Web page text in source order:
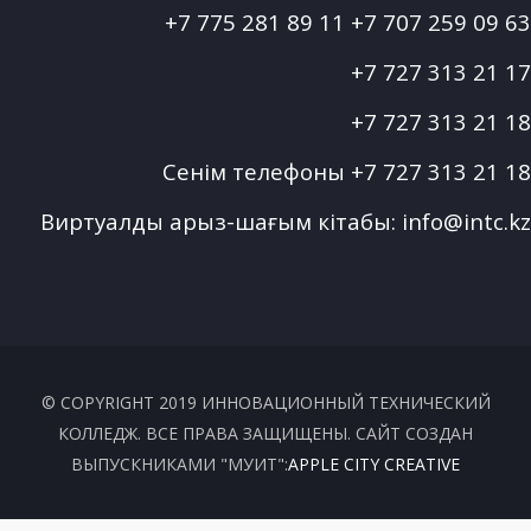
+7 775 281 89 11 +7 707 259 09 63
+7 727 313 21 17
+7 727 313 21 18
Сенім телефоны +7 727 313 21 18
Виртуалды арыз-шағым кітабы: info@intc.kz
© COPYRIGHT 2019 ИННОВАЦИОННЫЙ ТЕХНИЧЕСКИЙ
КОЛЛЕДЖ. ВСЕ ПРАВА ЗАЩИЩЕНЫ. САЙТ СОЗДАН
ВЫПУСКНИКАМИ "МУИТ":APPLE CITY CREATIVE